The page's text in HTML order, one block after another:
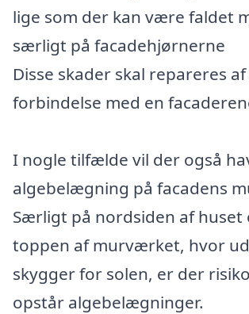
lige som der kan være faldet
særligt på facadehjørnerne
Disse skader skal repareres
forbindelse med en
I nogle tilfælde vil der også
algebelægning på facadens
Særligt på nordsiden af huset
toppen af murværket, hvor
skygger for solen, er der
opstår algebelægninger.